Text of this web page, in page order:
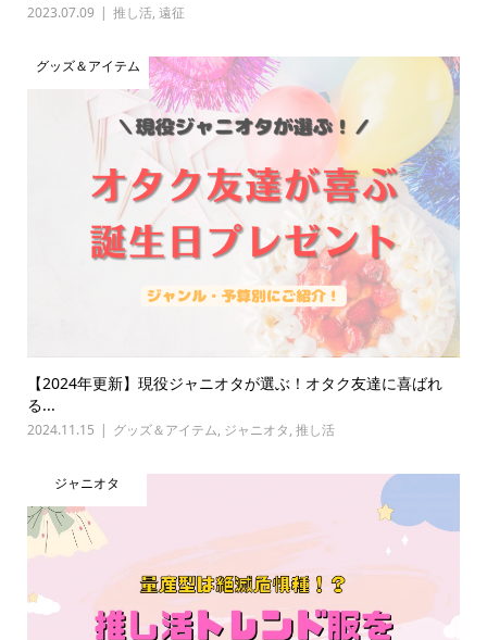
2023.07.09 推し活, 遠征
グッズ＆アイテム
【2024年更新】現役ジャニオタが選ぶ！オタク友達に喜ばれ
る...
2024.11.15 グッズ＆アイテム, ジャニオタ, 推し活
ジャニオタ